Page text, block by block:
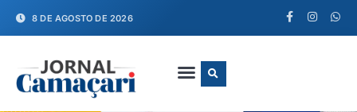
8 DE AGOSTO DE 2026